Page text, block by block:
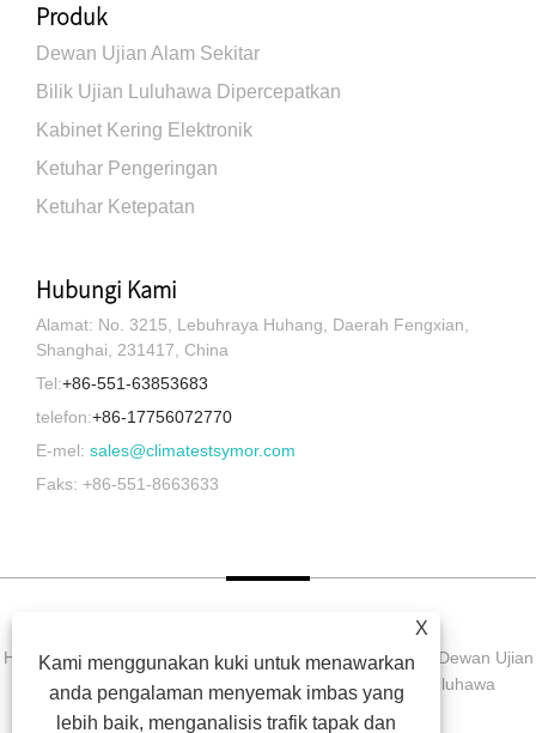
Produk
Dewan Ujian Alam Sekitar
Bilik Ujian Luluhawa Dipercepatkan
Kabinet Kering Elektronik
Ketuhar Pengeringan
Ketuhar Ketepatan
Hubungi Kami
Alamat: No. 3215, Lebuhraya Huhang, Daerah Fengxian,
Shanghai, 231417, China
Tel:+86-551-63853683
telefon:+86-17756072770
E-mel: sales@climatestsymor.com
Faks: +86-551-8663633
Hak Cipta © 2022 Symor Instrument Equipment Co., Ltd. Dewan Ujian
Alam Sekitar, Kabinet Kering Elektronik, Bilik Ujian Luluhawa
X
Kami menggunakan kuki untuk menawarkan
anda pengalaman menyemak imbas yang
lebih baik, menganalisis trafik tapak dan